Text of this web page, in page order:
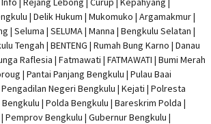
| Delik Hukum | Mukomuko | Argamakmur |
| Seluma | SELUMA | Manna | Bengkulu Selatan |
Tengah | BENTENG | Rumah Bung Karno | Danau
Raflesia | Fatmawati | FATMAWATI | Bumi Merah
| Pantai Panjang Bengkulu | Pulau Baai
Negeri Bengkulu | Kejati | Polresta
| Polda Bengkulu | Bareskrim Polda |
Pemprov Bengkulu | Gubernur Bengkulu |